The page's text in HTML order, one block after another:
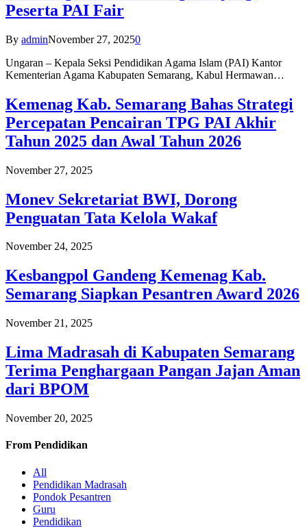
Peserta PAI Fair
By adminNovember 27, 20250
Ungaran – Kepala Seksi Pendidikan Agama Islam (PAI) Kantor
Kementerian Agama Kabupaten Semarang, Kabul Hermawan…
Kemenag Kab. Semarang Bahas Strategi
Percepatan Pencairan TPG PAI Akhir
Tahun 2025 dan Awal Tahun 2026
November 27, 2025
Monev Sekretariat BWI, Dorong
Penguatan Tata Kelola Wakaf
November 24, 2025
Kesbangpol Gandeng Kemenag Kab.
Semarang Siapkan Pesantren Award 2026
November 21, 2025
Lima Madrasah di Kabupaten Semarang
Terima Penghargaan Pangan Jajan Aman
dari BPOM
November 20, 2025
From Pendidikan
All
Pendidikan Madrasah
Pondok Pesantren
Guru
Pendidikan